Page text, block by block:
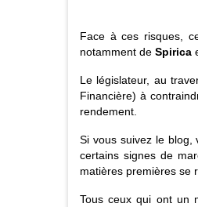
Face à ces risques,
notamment de Spirica
Le législateur, au
Financière) à
rendement.
Si vous suivez le blog,
certains signes de
matières premières se
Tous ceux qui ont un